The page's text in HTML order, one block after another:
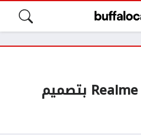
مراجعة هاتف Realme P3x بتصميم